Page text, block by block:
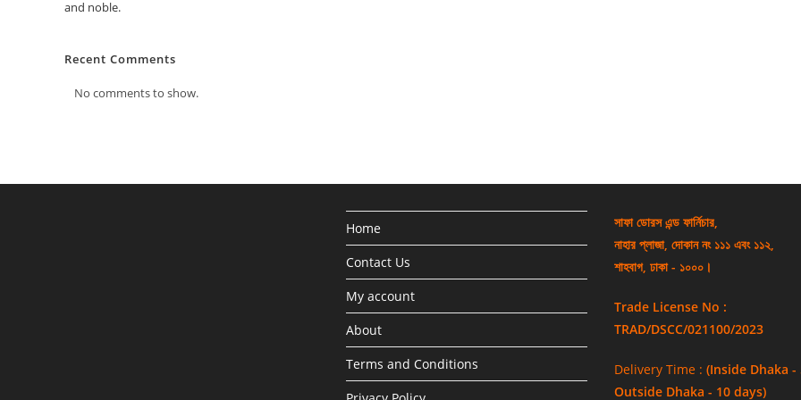
and noble.
Recent Comments
No comments to show.
Home
Contact Us
My account
About
Terms and Conditions
সাফা ডোরস এন্ড ফার্নিচার,
নাহার প্লাজা, দোকান নং ১১১ এবং ১১২,
শাহবাগ, ঢাকা - ১০০০।
Trade License No :
TRAD/DSCC/021100/2023
Delivery Time : (Inside Dhaka -
Outside Dhaka - 10 days)